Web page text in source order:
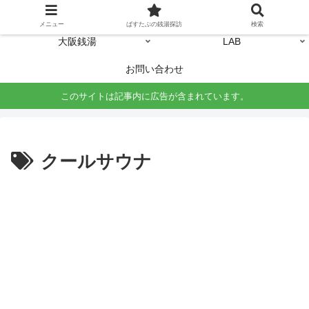
大阪銭湯 LAB
お問い合わせ
このサイトは記事内に広告が含まれています。
クールサウナ
メニュー ばすたぶの銭湯探訪 検索